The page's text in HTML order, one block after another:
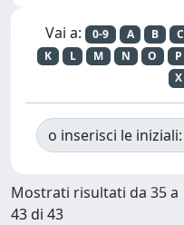
Vai a: 0-9 A B C
K
L M N O P
X
o inserisci le iniziali:
Mostrati risultati da 35 a
43 di 43